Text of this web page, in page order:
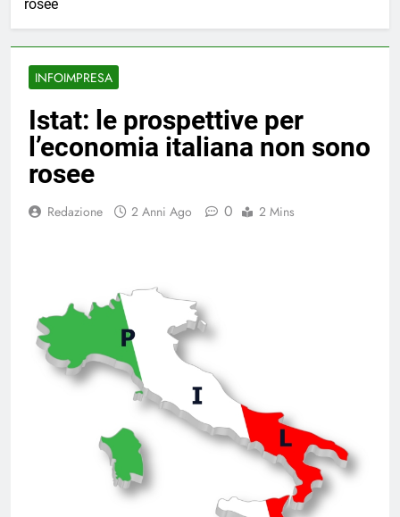
rosee
INFOIMPRESA
Istat: le prospettive per
l’economia italiana non sono
rosee
Redazione 2 Anni Ago 0 2 Mins